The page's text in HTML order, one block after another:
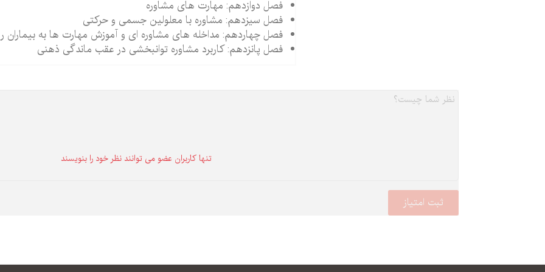
فصل دوازدهم: مهارت های مشاوره
فصل سیزدهم: مشاوره با معلولین جسمی و حرکتی
فصل چهاردهم: مداخله های مشاوره ای و آموزش مهارت ها به بیماران
فصل پانزدهم: کاربرد مشاوره توانبخشی در عقب ماندگی ذهنی
تنها كاربران عضو می توانند نظر خود را بنویسند